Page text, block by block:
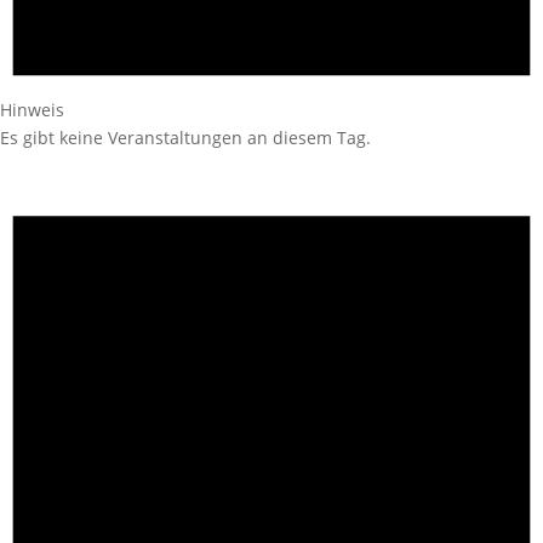
Hinweis
Es gibt keine Veranstaltungen an diesem Tag.